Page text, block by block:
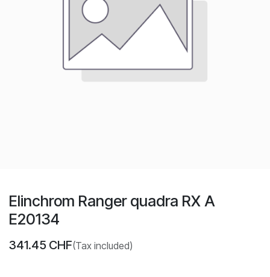
Elinchrom Ranger quadra RX A
E20134
341.45 CHF(Tax included)